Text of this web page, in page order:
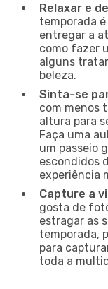
Relaxar e
temporada
entregar a
como fazer
alguns
beleza.
Sinta-se
com menos
altura para
Faça uma
um passeio
escondidos
experiência
Capture a
gosta de
estragar as
temporada,
para
toda a